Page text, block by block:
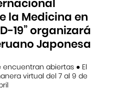
la Medicina en
19” organizará
Japonesa
encuentran abiertas ● El
virtual del 7 al 9 de